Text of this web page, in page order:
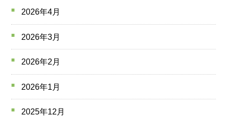
2026年4月
2026年3月
2026年2月
2026年1月
2025年12月